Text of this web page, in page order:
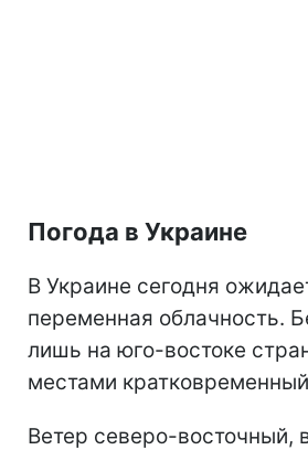
Погода в Украине
В Украине сегодня
переменная облачность.
лишь на юго-востоке
местами
Ветер северо-восточный,